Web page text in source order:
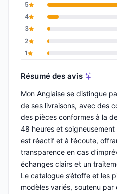
5
4
3
2
1
Résumé des avis
Mon Anglaise se distingue
de ses livraisons, avec des
des pièces conformes à la
48 heures et
est réactif et à l’écoute,
transparence en cas
échanges clairs et un
Le catalogue s’étoffe et les
modèles variés, soutenu